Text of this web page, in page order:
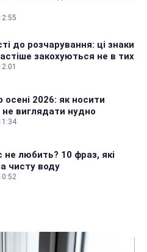
до розчарування: ці знаки
закохуються не в тих
осені 2026: як носити
не виглядати нудно
не любить? 10 фраз, які
чисту воду